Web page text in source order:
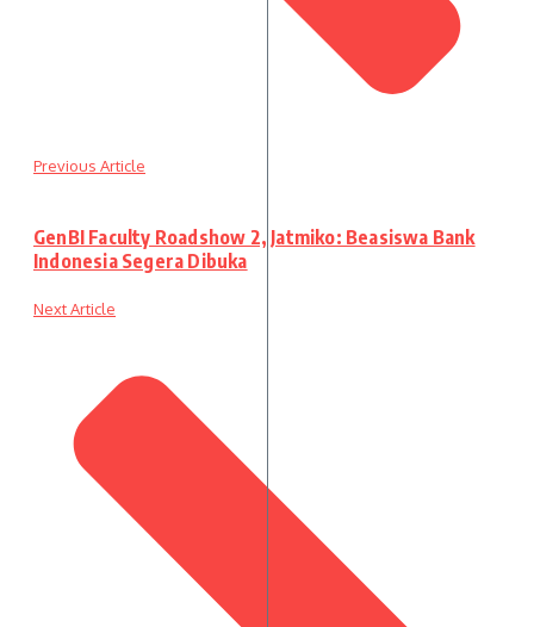
Previous Article
GenBI Faculty Roadshow 2, Jatmiko: Beasiswa Bank
Indonesia Segera Dibuka
Next Article